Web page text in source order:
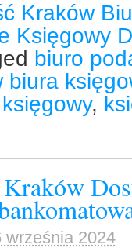
Kraków
Księgowy
biuro
biura
księgowy,
września 2024